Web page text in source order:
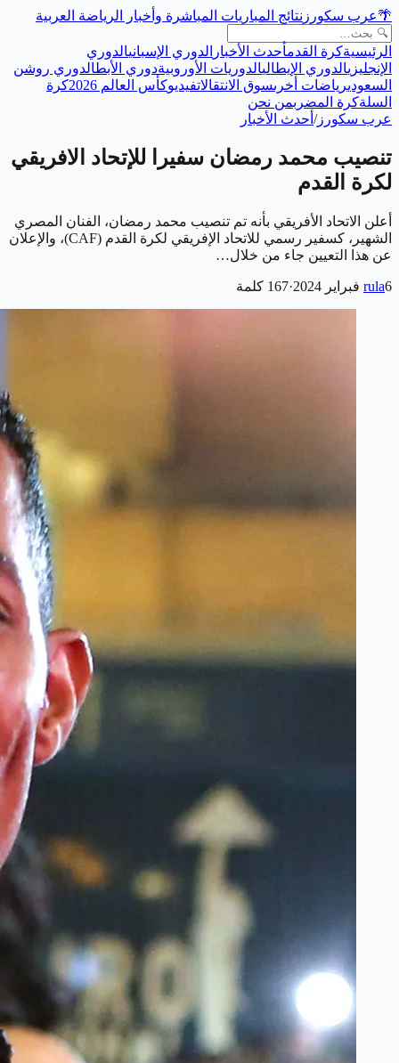
🌴عرب سكورز نتائج المباريات المباشرة وأخبار الرياضة العربية
الرئيسيةكرة القدمأحدث الأخبار الدوري الإسبانيالدوري
الإنجليزيالدوري الإيطاليالدوريات الأوروبيةدوري الأبطالدوري روشن
السعوديرياضات أخرىسوق الانتقالاتفيديوكأس العالم 2026
كرة
السلةكرة المضربمن نحن
عرب سكورز/ أحدث الأخبار
تنصيب محمد رمضان سفيرا للإتحاد الافريقي
لكرة القدم
أعلن الاتحاد الأفريقي بأنه تم تنصيب محمد رمضان، الفنان المصري
الشهير، كسفير رسمي للاتحاد الإفريقي لكرة القدم (CAF)، والإعلان
عن هذا التعيين جاء من خلال…
rula6 فبراير 2024 ·
167 كلمة